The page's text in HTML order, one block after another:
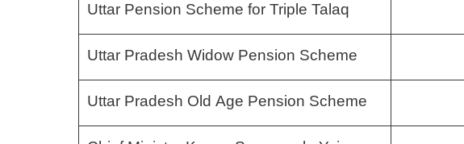
Uttar Pension Scheme for Triple Talaq
Uttar Pradesh Widow Pension Scheme
Uttar Pradesh Old Age Pension Scheme